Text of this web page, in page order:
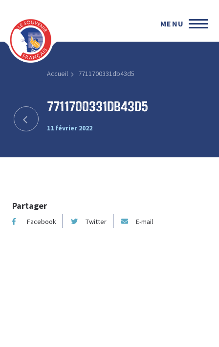
MENU
Accueil 7711700331db43d5
7711700331db43d5
11 février 2022
Partager
Facebook Twitter E-mail